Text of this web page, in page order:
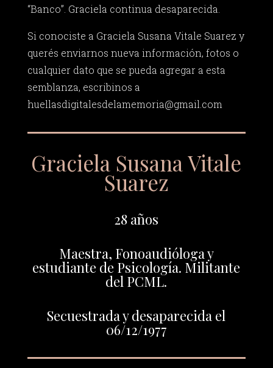
“Banco”. Graciela continua desaparecida.
Si conociste a Graciela Susana Vitale Suarez y
querés enviarnos nueva información, fotos o
cualquier dato que se pueda agregar a esta
semblanza, escribinos a
huellasdigitalesdelamemoria@gmail.com
Graciela Susana Vitale
Suarez
28 años
Maestra, Fonoaudióloga y
estudiante de Psicología. Militante
del PCML.
Secuestrada y desaparecida el
06/12/1977